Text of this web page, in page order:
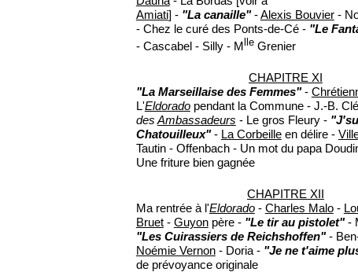
Amiati] - "La canaille"-Alexis Bouvier-
- Chez le curé des Ponts-de-Cé - "Le
- Cascabel - Silly - M lleGrenier
CHAPITRE XI
"La Marseillaise des Femmes"-
L'Eldoradopendant la Commune - J.-B.
des Ambassadeurs - Le gros Fleury -
Chatouilleux"- La Corbeilleen délire -
Tautin - Offenbach - Un mot du papa
Une friture bien gagnée
CHAPITRE XII
Ma rentrée à l'Eldorado- Charles Malo-
Bruet- Guyonpère - "Le tir au pistolet"-
"Les Cuirassiers de Reichshoffen"-
Noémie Vernon- Doria - "Je ne t'aime
de prévoyance originale